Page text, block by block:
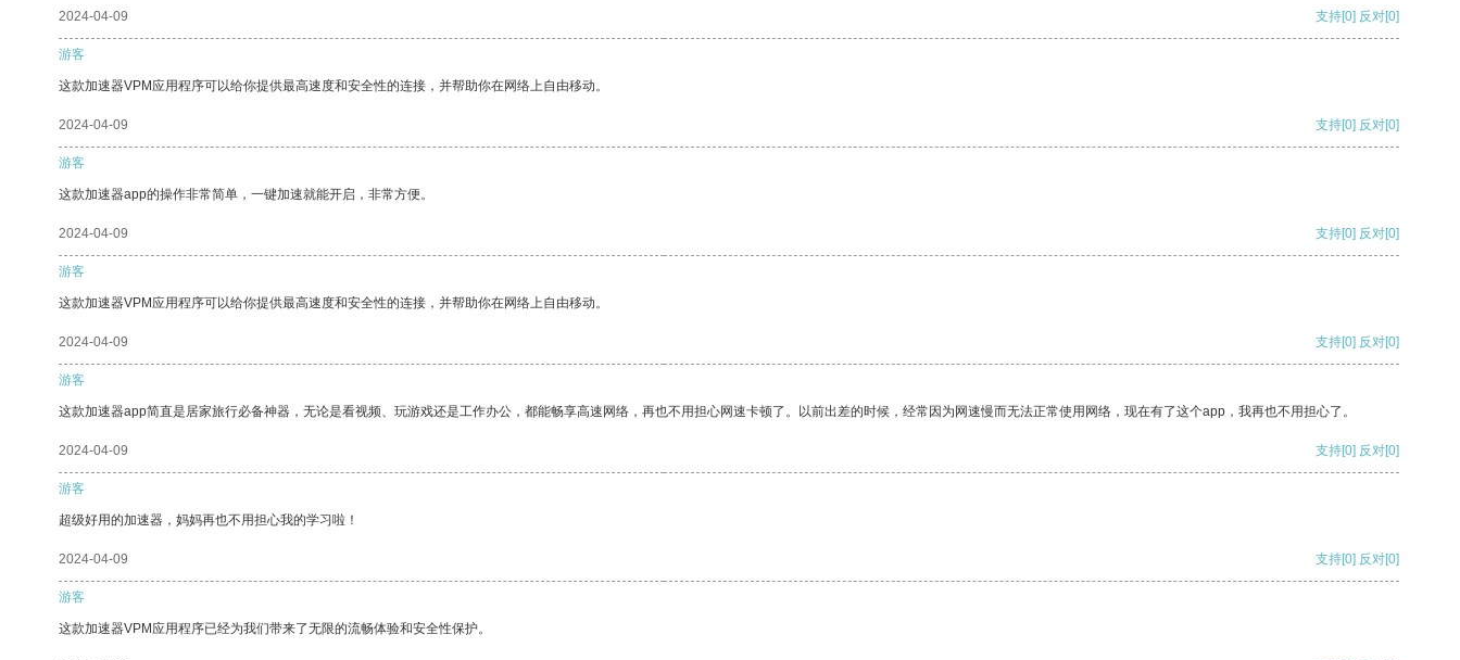
2024-04-09 支持[0] 反对[0]
游客
这款加速器VPM应用程序可以给你提供最高速度和安全性的连接，并帮助你在网络上自由移动。
2024-04-09 支持[0] 反对[0]
游客
这款加速器app的操作非常简单，一键加速就能开启，非常方便。
2024-04-09 支持[0] 反对[0]
游客
这款加速器VPM应用程序可以给你提供最高速度和安全性的连接，并帮助你在网络上自由移动。
2024-04-09 支持[0] 反对[0]
游客
这款加速器app简直是居家旅行必备神器，无论是看视频、玩游戏还是工作办公，都能畅享高速网络，再也不用担心网速卡顿了。以前出差的时候，经常因为网速慢而无法正常使用网络，现在有了这个app，我再也不用担心了。
2024-04-09 支持[0] 反对[0]
游客
超级好用的加速器，妈妈再也不用担心我的学习啦！
2024-04-09 支持[0] 反对[0]
游客
这款加速器VPM应用程序已经为我们带来了无限的流畅体验和安全性保护。